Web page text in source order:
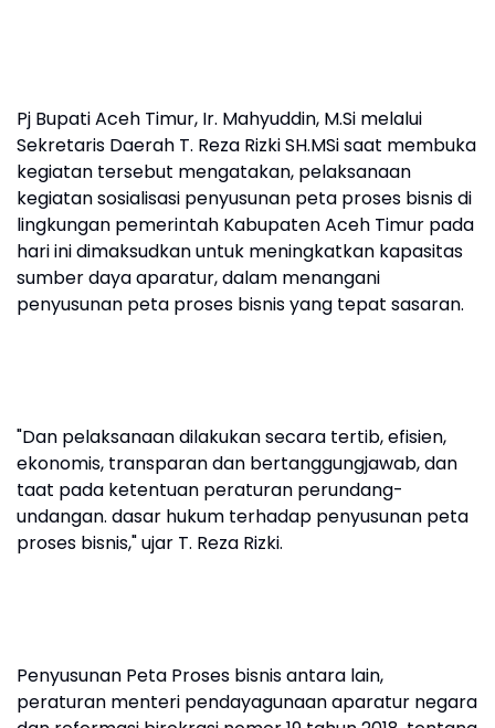
Pj Bupati Aceh Timur, Ir. Mahyuddin, M.Si melalui
Sekretaris Daerah T. Reza Rizki SH.MSi saat membuka
kegiatan tersebut mengatakan, pelaksanaan
kegiatan sosialisasi penyusunan peta proses bisnis di
lingkungan pemerintah Kabupaten Aceh Timur pada
hari ini dimaksudkan untuk meningkatkan kapasitas
sumber daya aparatur, dalam menangani
penyusunan peta proses bisnis yang tepat sasaran.
"Dan pelaksanaan dilakukan secara tertib, efisien,
ekonomis, transparan dan bertanggungjawab, dan
taat pada ketentuan peraturan perundang-
undangan. dasar hukum terhadap penyusunan peta
proses bisnis," ujar T. Reza Rizki.
Penyusunan Peta Proses bisnis antara lain,
peraturan menteri pendayagunaan aparatur negara